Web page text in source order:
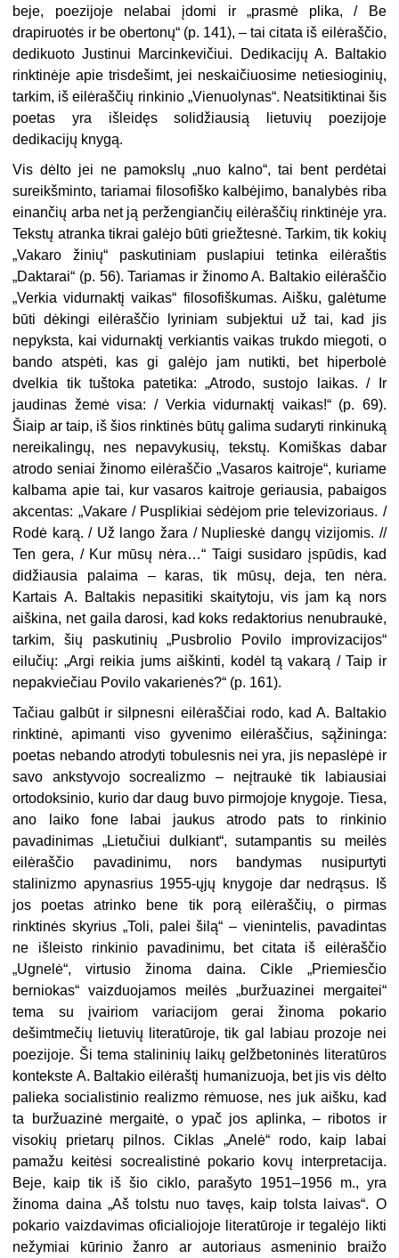
beje, poezijoje nelabai įdomi ir „prasmė plika, / Be
drapiruotės ir be obertonų“ (p. 141), – tai citata iš eilėraščio,
dedikuoto Justinui Marcinkevičiui. Dedikacijų A. Baltakio
rinktinėje apie trisdešimt, jei neskaičiuosime netiesioginių,
tarkim, iš eilėraščių rinkinio „Vienuolynas“. Neatsitiktinai šis
poetas yra išleidęs solidžiausią lietuvių poezijoje
dedikacijų knygą.
Vis dėlto jei ne pamokslų „nuo kalno“, tai bent perdėtai
sureikšminto, tariamai filosofiško kalbėjimo, banalybės riba
einančių arba net ją peržengiančių eilėraščių rinktinėje yra.
Tekstų atranka tikrai galėjo būti griežtesnė. Tarkim, tik kokių
„Vakaro žinių“ paskutiniam puslapiui tetinka eilėraštis
„Daktarai“ (p. 56). Tariamas ir žinomo A. Baltakio eilėraščio
„Verkia vidurnaktį vaikas“ filosofiškumas. Aišku, galėtume
būti dėkingi eilėraščio lyriniam subjektui už tai, kad jis
nepyksta, kai vidurnaktį verkiantis vaikas trukdo miegoti, o
bando atspėti, kas gi galėjo jam nutikti, bet hiperbolė
dvelkia tik tuštoka patetika: „Atrodo, sustojo laikas. / Ir
jaudinas žemė visa: / Verkia vidurnaktį vaikas!“ (p. 69).
Šiaip ar taip, iš šios rinktinės būtų galima sudaryti rinkinuką
nereikalingų, nes nepavykusių, tekstų. Komiškas dabar
atrodo seniai žinomo eilėraščio „Vasaros kaitroje“, kuriame
kalbama apie tai, kur vasaros kaitroje geriausia, pabaigos
akcentas: „Vakare / Pusplikiai sėdėjom prie televizoriaus. /
Rodė karą. / Už lango žara / Nuplieskė dangų vizijomis. //
Ten gera, / Kur mūsų nėra…“ Taigi susidaro įspūdis, kad
didžiausia palaima – karas, tik mūsų, deja, ten nėra.
Kartais A. Baltakis nepasitiki skaitytoju, vis jam ką nors
aiškina, net gaila darosi, kad koks redaktorius nenubraukė,
tarkim, šių paskutinių„Pusbrolio Povilo improvizacijos“
eilučių: „Argi reikia jums aiškinti, kodėl tą vakarą / Taip ir
nepakviečiau Povilo vakarienės?“ (p. 161).
Tačiau galbūt ir silpnesni eilėraščiai rodo, kad A. Baltakio
rinktinė, apimanti viso gyvenimo eilėraščius, sąžininga:
poetas nebando atrodyti tobulesnis nei yra, jis nepaslėpė ir
savo ankstyvojo socrealizmo – neįtraukė tik labiausiai
ortodoksinio, kurio dar daug buvo pirmojoje knygoje. Tiesa,
ano laiko fone labai jaukus atrodo pats to rinkinio
pavadinimas „Lietučiui dulkiant“, sutampantis su meilės
eilėraščio pavadinimu, nors bandymas nusipurtyti
stalinizmo apynasrius 1955-ųjų knygoje dar nedrąsus. Iš
jos poetas atrinko bene tik porą eilėraščių, o pirmas
rinktinės skyrius „Toli, palei šilą“ – vienintelis, pavadintas
ne išleisto rinkinio pavadinimu, bet citata iš eilėraščio
„Ugnelė“, virtusio žinoma daina. Cikle „Priemiesčio
berniokas“ vaizduojamos meilės „buržuazinei mergaitei“
tema su įvairiom variacijom gerai žinoma pokario
dešimtmečių lietuvių literatūroje, tik gal labiau prozoje nei
poezijoje. Ši tema stalininių laikų gelžbetoninės literatūros
kontekste A. Baltakio eilėraštį humanizuoja, bet jis vis dėlto
palieka socialistinio realizmo rėmuose, nes juk aišku, kad
ta buržuazinė mergaitė, o ypač jos aplinka, – ribotos ir
visokių prietarų pilnos. Ciklas „Anelė“ rodo, kaip labai
pamažu keitėsi socrealistinė pokario kovų interpretacija.
Beje, kaip tik iš šio ciklo, parašyto 1951–1956 m., yra
žinoma daina „Aš tolstu nuo tavęs, kaip tolsta laivas“. O
pokario vaizdavimas oficialiojoje literatūroje ir tegalėjo likti
nežymiai kūrinio žanro ar autoriaus asmeninio braižo